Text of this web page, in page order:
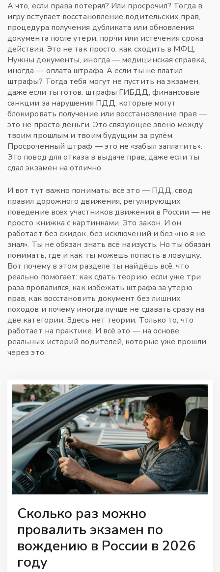
А что, если права потерял? Или просрочил? Тогда в
игру вступает восстановление водительских прав,
процедура получения дубликата или обновления
документа после утери, порчи или истечения срока
действия. Это не так просто, как сходить в МФЦ.
Нужны документы, иногда — медицинская справка,
иногда — оплата штрафа. А если ты не платил
штрафы? Тогда тебя могут не пустить на экзамен,
даже если ты готов. штрафы ГИБДД, финансовые
санкции за нарушения ПДД, которые могут
блокировать получение или восстановление прав —
это не просто деньги. Это связующее звено между
твоим прошлым и твоим будущим за рулём.
Просроченный штраф — это не «забыл заплатить».
Это повод для отказа в выдаче прав, даже если ты
сдал экзамен на отлично.
И вот тут важно понимать: всё это — ПДД,свод
правил дорожного движения, регулирующих
поведение всех участников движения в России — не
просто книжка с картинками. Это закон. И он
работает без скидок, без исключений и без «но я не
знал». Ты не обязан знать всё наизусть. Но ты обязан
понимать, где и как ты можешь попасть в ловушку.
Вот почему в этом разделе ты найдёшь всё, что
реально помогает: как сдать теорию, если уже три
раза провалился, как избежать штрафа за утерю
прав, как восстановить документ без лишних
походов и почему иногда лучше не сдавать сразу на
две категории. Здесь нет теории. Только то, что
работает на практике. И всё это — на основе
реальных историй водителей, которые уже прошли
через это.
Сколько раз можно
провалить экзамен по
вождению в России в 2026
году